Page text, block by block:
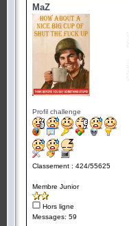
MaZ
Profil challenge
Classement : 424/55625
Membre Junior
Hors ligne
Messages: 59